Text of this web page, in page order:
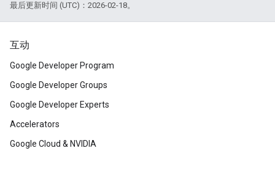
最后更新时间 (UTC)：2026-02-18。
互动
Google Developer Program
Google Developer Groups
Google Developer Experts
Accelerators
Google Cloud & NVIDIA